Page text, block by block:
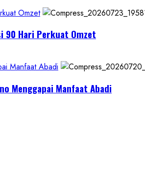
Omzet
90 Hari Perkuat Omzet
Manfaat Abadi
Menggapai Manfaat Abadi